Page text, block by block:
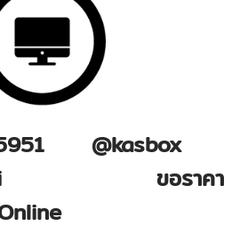
@kasbox
nfo@kasbox
ขอราคา